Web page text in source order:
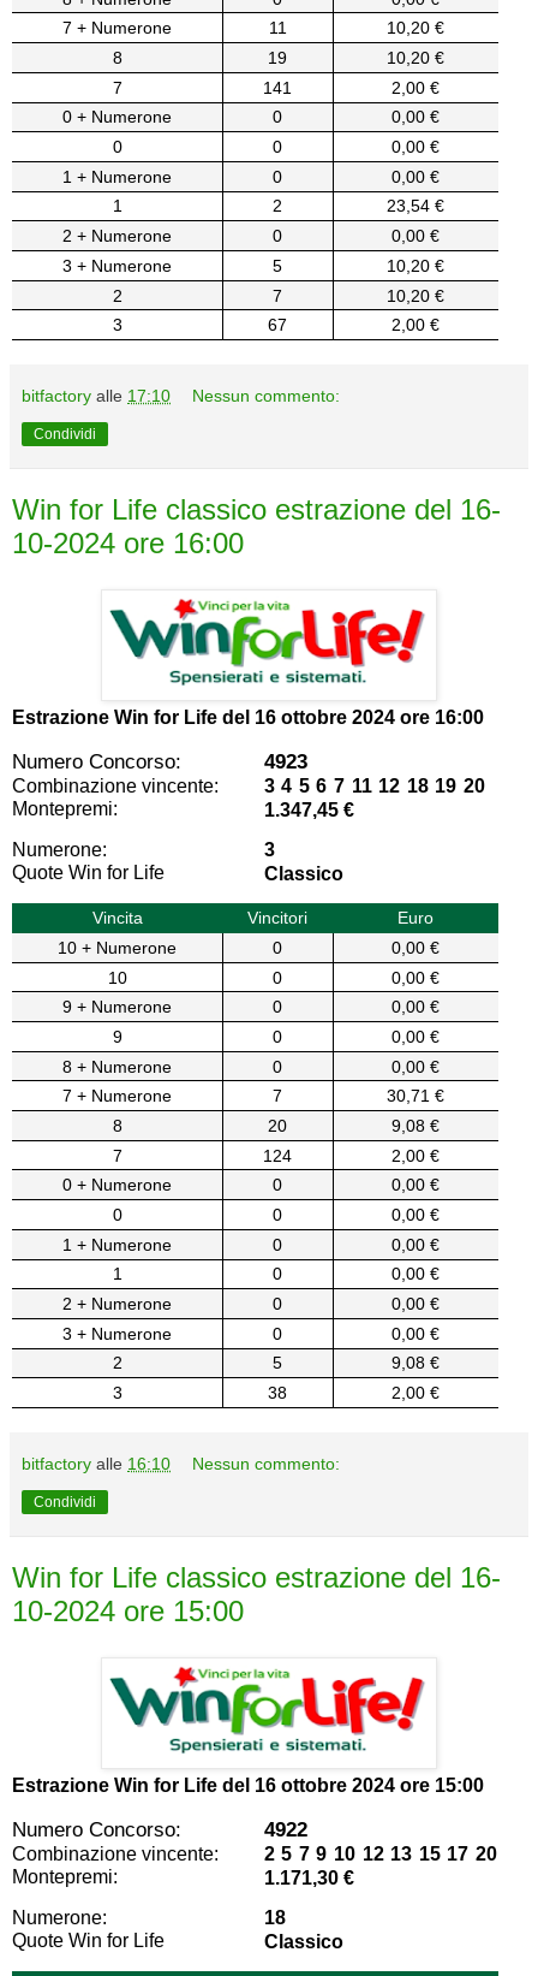
7 + Numerone
11
10,20 €
8
19
10,20 €
7
141
2,00 €
0 + Numerone
0
0,00 €
0
0
0,00 €
1 + Numerone
0
0,00 €
1
2
23,54 €
2 + Numerone
0
0,00 €
3 + Numerone
5
10,20 €
2
7
10,20 €
3
67 2,00 €
bitfactory alle 17:10 Nessun commento:
Condividi
Win for Life classico estrazione del 16-
10-2024 ore 16:00
Estrazione Win for Life del 16 ottobre 2024 ore 16:00
Numero Concorso: 4923
Combinazione vincente:
3 4 5 6 7 11 12 18 19 20
Montepremi:
1.347,45 €
Numerone:
3
Quote Win for Life
Classico
Vincita Vincitori
Euro
10 + Numerone
0
0,00 €
10
0
0,00 €
9 + Numerone
0
0,00 €
9
0
0,00 €
8 + Numerone
0
0,00 €
7 + Numerone
7
30,71 €
8
20
9,08 €
7
124
2,00 €
0 + Numerone
0
0,00 €
0
0
0,00 €
1 + Numerone
0
0,00 €
1
0
0,00 €
2 + Numerone
0
0,00 €
3 + Numerone
0
0,00 €
2
5
9,08 €
3
38 2,00 €
bitfactory alle 16:10 Nessun commento:
Condividi
Win for Life classico estrazione del 16-
10-2024 ore 15:00
Estrazione Win for Life del 16 ottobre 2024 ore 15:00
Numero Concorso: 4922
Combinazione vincente:
2 5 7 9 10 12 13 15 17 20
Montepremi:
1.171,30 €
Numerone:
18
Quote Win for Life
Classico